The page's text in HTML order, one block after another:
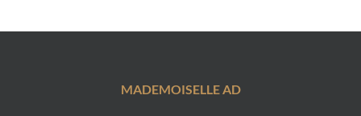
MADEMOISELLE AD